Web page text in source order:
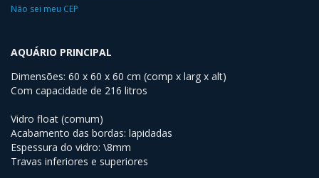
Não sei meu CEP
AQUÁRIO PRINCIPAL
Dimensões: 60 x 60 x 60 cm (comp x larg x alt)
Com capacidade de 216 litros
Vidro float (comum)
Acabamento das bordas: lapidadas
Espessura do vidro: \8mm
Travas inferiores e superiores